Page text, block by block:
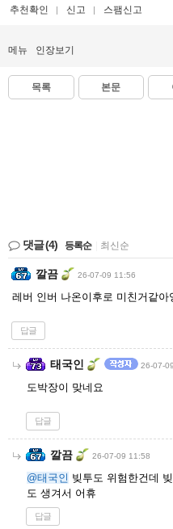
추천확인 신고 스팸신고
메뉴 인장보기
목록 본문
댓글(4) 등록순 최신순
깔끔 26-07-09 11:56
레버 인버 나온이후로 미친거같아
답글
태국인 26-07-
도박장이 맞네요
답글
깔끔 26-07-09 11:58
@태국인 빚투도 위험한건데
도 생겨서 어휴
답글